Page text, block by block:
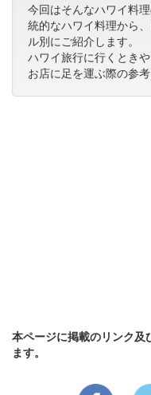
今回はそんなハワイ料
統的なハワイ料理から
ル別にご紹介します。
ハワイ旅行に行くとき
お店に足を運ぶ際の参考
本ページに掲載のリンク
ます。